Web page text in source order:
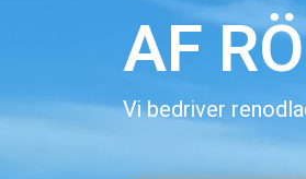
AF
Vi bedriver